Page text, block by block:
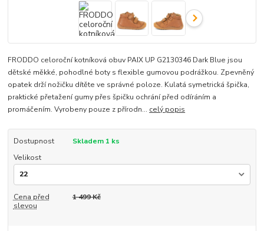
FRODDO celoroční kotníková obuv PAIX UP G2130346 Dark Blue jsou
dětské měkké, pohodlné boty s flexible gumovou podrážkou. Zpevněný
opatek drží nožičku dítěte ve správné poloze. Kulatá symetrická špička,
praktické přetažení gumy přes špičku ochrání před odíráním a
promáčením. Vyrobeny pouze z přírodn... celý popis
Dostupnost
Skladem 1 ks
Velikost
Cena před
slevou
1 499 Kč